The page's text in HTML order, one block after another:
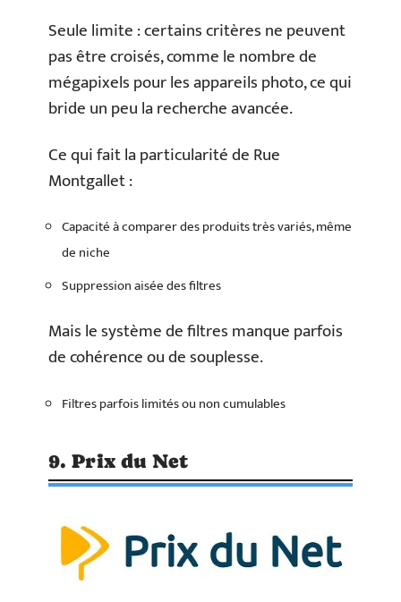
Seule limite : certains critères ne peuvent
pas être croisés, comme le nombre de
mégapixels pour les appareils photo, ce qui
bride un peu la recherche avancée.
Ce qui fait la particularité de Rue
Montgallet :
Capacité à comparer des produits très variés, même
de niche
Suppression aisée des filtres
Mais le système de filtres manque parfois
de cohérence ou de souplesse.
Filtres parfois limités ou non cumulables
9. Prix du Net